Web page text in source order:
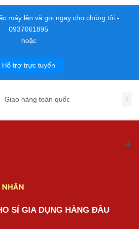
máy lên và gọi ngay cho chúng tôi -
0937061895
hoặc
Hỗ trợ trực tuyến
Giao hàng toàn quốc
SỈ GIA DỤNG HÀNG ĐẦU